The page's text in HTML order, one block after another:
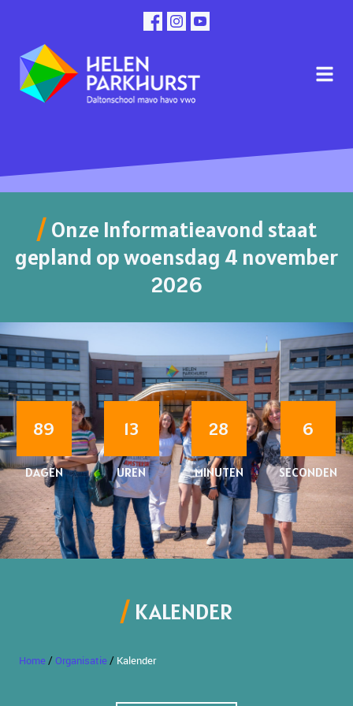
Onze Informatieavond staat
gepland op woensdag 4 november
2026
89
DAGEN
13
UREN
28
MINUTEN
6
SECONDEN
KALENDER
Home/Organisatie/ Kalender